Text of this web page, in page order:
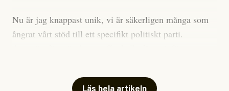
anses vara anledningar att titta närmare på personen,
men ingenting av detta är tillräckligt för att hänga ut
inom palestinarörelsen.
Nu är jag knappast unik, vi är säkerligen många som
ångrat vårt stöd till ett specifikt politiskt parti.